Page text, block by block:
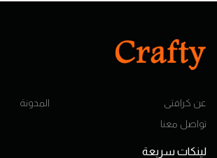
عن كرافتى
المدونة
تواصل معنا
لينكات سريعة